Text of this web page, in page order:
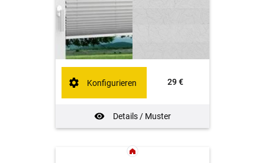
29 €
Details / Muster
Konfigurieren